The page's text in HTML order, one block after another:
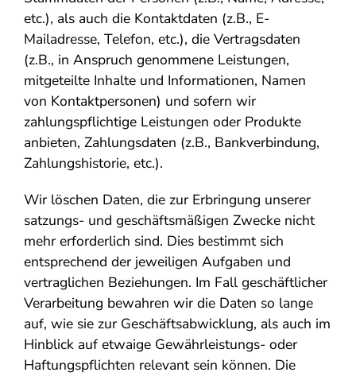
etc.), als auch die Kontaktdaten (z.B., E-
Mailadresse, Telefon, etc.), die Vertragsdaten
(z.B., in Anspruch genommene Leistungen,
mitgeteilte Inhalte und Informationen, Namen
von Kontaktpersonen) und sofern wir
zahlungspflichtige Leistungen oder Produkte
anbieten, Zahlungsdaten (z.B., Bankverbindung,
Zahlungshistorie, etc.).
Wir löschen Daten, die zur Erbringung unserer
satzungs- und geschäftsmäßigen Zwecke nicht
mehr erforderlich sind. Dies bestimmt sich
entsprechend der jeweiligen Aufgaben und
vertraglichen Beziehungen. Im Fall geschäftlicher
Verarbeitung bewahren wir die Daten so lange
auf, wie sie zur Geschäftsabwicklung, als auch im
Hinblick auf etwaige Gewährleistungs- oder
Haftungspflichten relevant sein können. Die